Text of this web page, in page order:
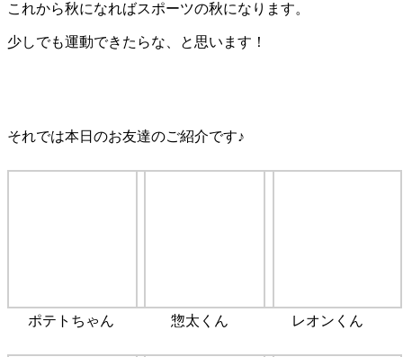
これから秋になればスポーツの秋になります。
少しでも運動できたらな、と思います！
それでは本日のお友達のご紹介です♪
ポテトちゃん 惣太くん レオンくん